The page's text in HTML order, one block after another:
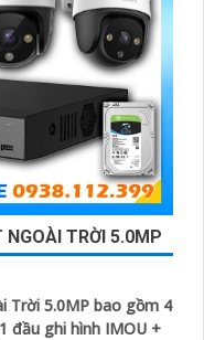
NGOÀI TRỜI 5.0MP
Trời 5.0MP bao gồm 4
đầu ghi hình IMOU +